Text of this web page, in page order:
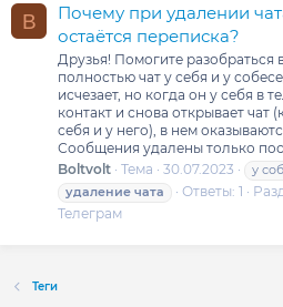
B
Почему при удалении
остаётся переписка?
Друзья! Помогите разобраться
полностью чат у себя и у
исчезает, но когда он у себя в
контакт и снова открывает
себя и у него), в нем
Сообщения удалены только
Boltvolt Тема 30.07.2023
у
удаление чата Ответы: 1
Телеграм
Теги